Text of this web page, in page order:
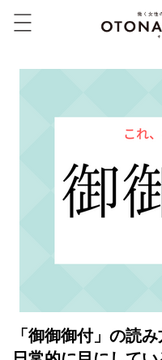
「御御御付」の読